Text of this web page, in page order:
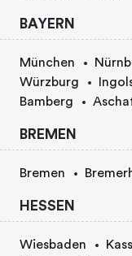
BAYERN
München
Würzburg
Bamberg
BREMEN
Bremen
HESSEN
Wiesbaden